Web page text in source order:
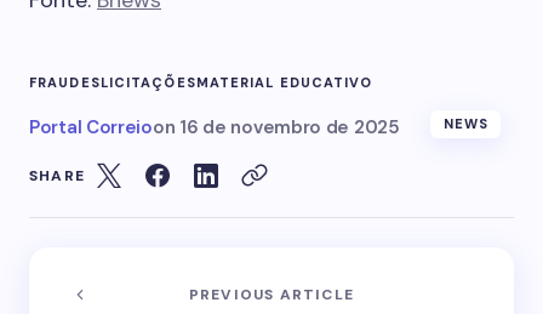
FRAUDESLICITAÇÕESMATERIAL EDUCATIVO
Portal Correioon 16 de novembro de 2025 NEWS
SHARE
PREVIOUS ARTICLE